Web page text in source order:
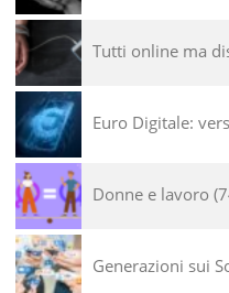
Tutti online ma
Euro Digitale:
Donne e lavoro
Generazioni sui